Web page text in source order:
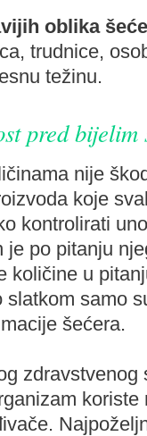
oblika
trudnice,
težinu.
pred bijelim
nije
koje
kontrolirati
po pitanju
količine u
samo
šećera.
zdravstvenog
koriste